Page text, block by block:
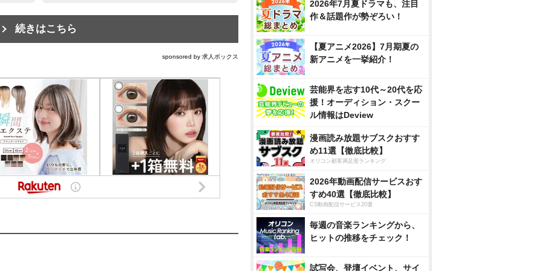
続きはこちら
sponsored by 求人ボックス
2026年7月夏ドラマも、注目
作＆話題作が勢ぞろい！
【夏アニメ2026】7月期夏の
新アニメを一挙紹介！
芸能界を志す10代～20代を応
援！オーディション・スクー
ル情報はDeview
漫画読み放題サブスクおすす
め11選【徹底比較】
オリコン顧客満足度ランキング
2026年動画配信サービスおす
すめ40選【徹底比較】
CS動画配信サービス20選
毎週の音楽ランキングから、
ヒットの推移をチェック！
試写会、登壇イベント、サイ